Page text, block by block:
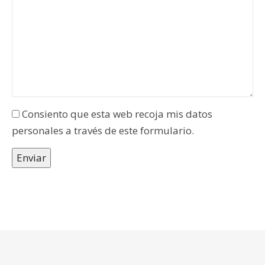
Consiento que esta web recoja mis datos
personales a través de este formulario.
Enviar